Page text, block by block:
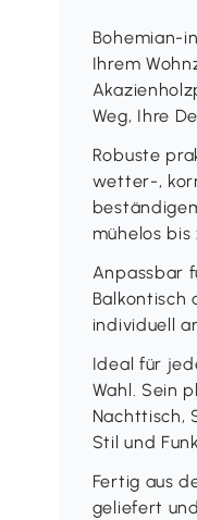
Bohemian-
Ihrem
Weg, Ihre
Robuste
wetter-,
mühelos bis
Anpassbar
Balkontisch
individuell
Ideal für
Wahl. Sein
Nachttisch,
Stil und
Fertig aus
geliefert